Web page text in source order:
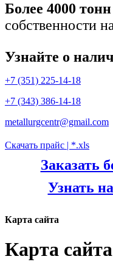
Более 4000 тонн
собственности
Узнайте о
+7 (351) 225-14-18
+7 (343) 386-14-18
metallurgcentr@gmail.com
Скачать прайс | *.xls
Заказать
Узнать
Карта сайта
Карта сайта